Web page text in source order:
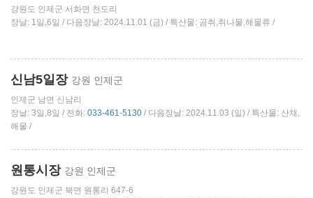
강원도 인제군 서화면 천도리
장날: 1일,6일 / 다음장날: 2024.11.01 (금) / 특산물: 곰취,취나물,해물류 /
신남5일장 강원 인제군
인제군 남면 신남리
장날: 3일,8일 / 전화: 033-461-5130 / 다음장날: 2024.11.03 (일) / 특산물: 산채,
해물 /
원통시장 강원 인제군
강원도 인제군 북면 원통리 647-6